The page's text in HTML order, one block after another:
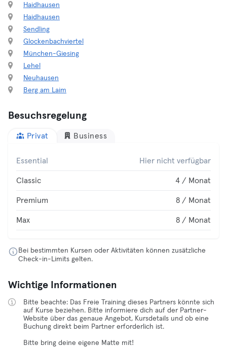
Haidhausen
Haidhausen
Sendling
Glockenbachviertel
München-Giesing
Lehel
Neuhausen
Berg am Laim
Besuchsregelung
Privat Business
Essential Hier nicht verfügbar
Classic 4 / Monat
Premium 8 / Monat
Max 8 / Monat
Bei bestimmten Kursen oder Aktivitäten können zusätzliche
Check-in-Limits gelten.
Wichtige Informationen
Bitte beachte: Das Freie Training dieses Partners könnte sich
auf Kurse beziehen. Bitte informiere dich auf der Partner-
Website über das genaue Angebot, Kursdetails und ob eine
Buchung direkt beim Partner erforderlich ist.
Bitte bring deine eigene Matte mit!